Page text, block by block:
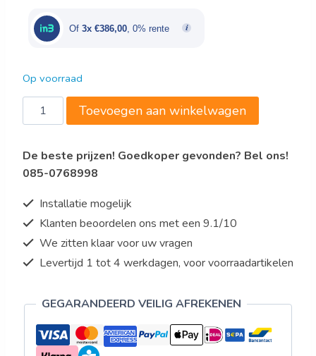
€1.930,00.
€1.158,00.
Of 3x €386,00 , 0% rente
Op voorraad
Saro
design
met
oven
TS95C61LX-
alleen
voor
NL
Toevoegen aan winkelwagen
De beste prijzen! Goedkoper gevonden? Bel ons!
085-0768998
Installatie mogelijk
Klanten beoordelen ons met een 9.1/10
We zitten klaar voor uw vragen
Levertijd 1 tot 4 werkdagen, voor voorraadartikelen
GEGARANDEERD VEILIG AFREKENEN